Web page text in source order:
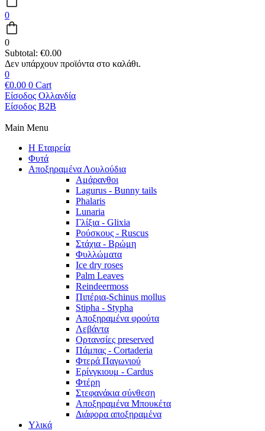
0
0
Subtotal: €0.00
0
€0.00 0 Cart
Είσοδος Ολλανδία
Είσοδος B2B
Main Menu
Η Εταιρεία
Φυτά
Αποξηραμένα Λουλούδια
Αμάρανθοι
Lagurus - Bunny tails
Phalaris
Lunaria
Γλίξια - Glixia
Ρούσκους - Ruscus
Στάχια - Βρώμη
Φυλλώματα
Ice dry roses
Palm Leaves
Reindeermoss
Πιπέρια-Schinus mollus
Stipha - Stypha
Αποξηραμένα φρούτα
Λεβάντα
Ορτανσίες preserved
Πάμπας - Cortaderia
Φτερά Παγωνιού
Ερίνγκιουμ - Cardus
Φτέρη
Στεφανάκια σύνθεση
Αποξηραμένα Μπουκέτα
Διάφορα αποξηραμένα
Υλικά